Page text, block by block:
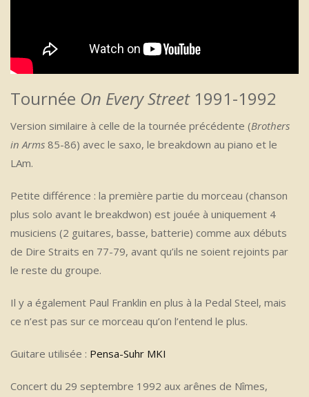
Tournée On Every Street1991-1992
Version similaire à celle de la tournée précédente (Brothers
in Arms 85-86) avec le saxo, le breakdown au piano et le
LAm.
Petite différence : la première partie du morceau (chanson
plus solo avant le breakdwon) est jouée à uniquement 4
musiciens (2 guitares, basse, batterie) comme aux débuts
de Dire Straits en 77-79, avant qu’ils ne soient rejoints par
le reste du groupe.
Il y a également Paul Franklin en plus à la Pedal Steel, mais
ce n’est pas sur ce morceau qu’on l’entend le plus.
Guitare utilisée : Pensa-Suhr MKI
Concert du 29 septembre 1992 aux arênes de Nîmes,